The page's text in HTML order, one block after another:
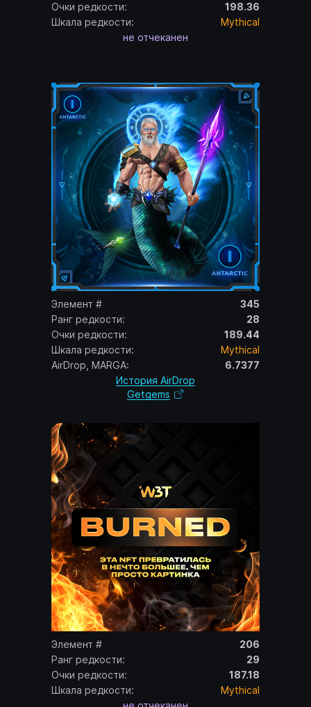
Очки редкости:
198.36
Шкала редкости:
Mythical
не отчеканен
Элемент #
345
Ранг редкости:
28
Очки редкости:
189.44
Шкала редкости:
Mythical
AirDrop, MARGA:
6.7377
История AirDrop
Getgems
Элемент #
206
Ранг редкости:
29
Очки редкости:
187.18
Шкала редкости:
Mythical